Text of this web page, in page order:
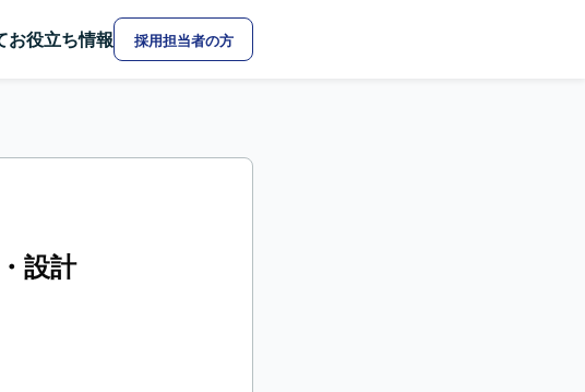
お役立ち情報 採用担当者の方
設計